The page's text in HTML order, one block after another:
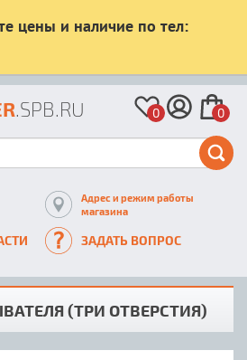
цены и наличие по тел:
.SPB.RU 0 0
Адрес и режим работы
магазина
ЗАДАТЬ ВОПРОС
(ТРИ ОТВЕРСТИЯ)